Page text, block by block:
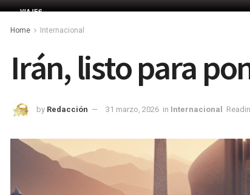
VIAJES
Home Internacional
Irán, listo para
by Redacción 31 marzo, 2026 in Internacional